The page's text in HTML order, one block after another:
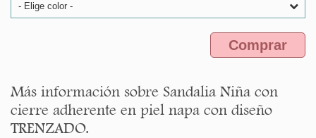
- Elige color -
Comprar
Más información sobre Sandalia Niña con
cierre adherente en piel napa con diseño
TRENZADO.